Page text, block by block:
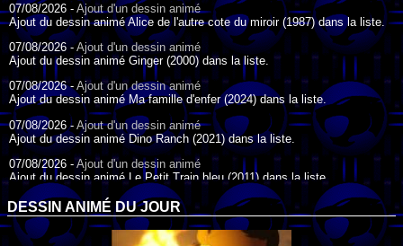
07/08/2026 - Ajout d'un dessin animé
Ajout du dessin animé Alice de l'autre cote du miroir (1987) dans la liste.
07/08/2026 -Ajout d'un dessin animé
Ajout du dessin animé Ginger (2000) dans la liste.
07/08/2026 - Ajout d'un dessin animé
Ajout du dessin animé Ma famille d'enfer (2024) dans la liste.
07/08/2026 - Ajout d'un dessin animé
Ajout du dessin animé Dino Ranch (2021) dans la liste.
07/08/2026 - Ajout d'un dessin animé
Ajout du dessin animé Le Petit Train bleu (2011) dans la liste.
07/08/2026 -Ajout d'un dessin animé
Ajout du dessin animé Agent Spécial Oso (2009) dans la liste.
17/07/2026 -Ajout d'un dessin animé
DESSIN ANIMÉ DU JOUR